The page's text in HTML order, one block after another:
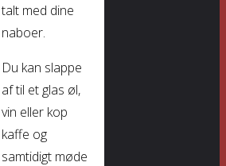
talt med dine
naboer.
Du kan slappe
af til et glas øl,
vin eller kop
kaffe og
samtidigt møde